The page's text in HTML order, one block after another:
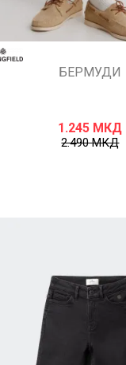
БЕРМУДИ
1.245 МКД
2.490МКД